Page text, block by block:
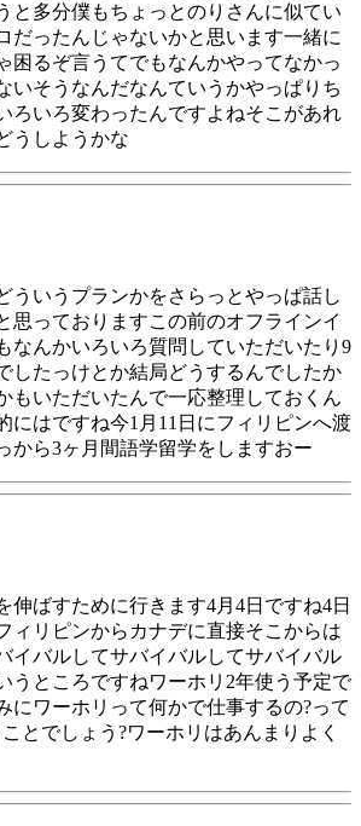
と多分僕もちょっとのりさんに似てい
だったんじゃないかと思います一緒に
困るぞ言うてでもなんかやってなかっ
いそうなんだなんていうかやっぱりち
ろいろ変わったんですよねそこがあれ
うしようかな
ういうプランかをさらっとやっぱ話し
思っておりますこの前のオフラインイ
なんかいろいろ質問していただいたり9
したっけとか結局どうするんでしたか
もいただいたんで一応整理しておくん
にはですね今1月11日にフィリピンへ渡
から3ヶ月間語学留学をしますおー
伸ばすために行きます4月4日ですね4日
ィリピンからカナデに直接そこからは
イバルしてサバイバルしてサバイバル
うところですねワーホリ2年使う予定で
にワーホリって何かで仕事するの?って
とでしょう?ワーホリはあんまりよく